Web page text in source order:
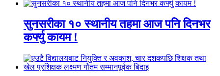
सुनसरीका १० स्थानीय तहमा आज पनि दिनभर
कर्फ्यु कायम !